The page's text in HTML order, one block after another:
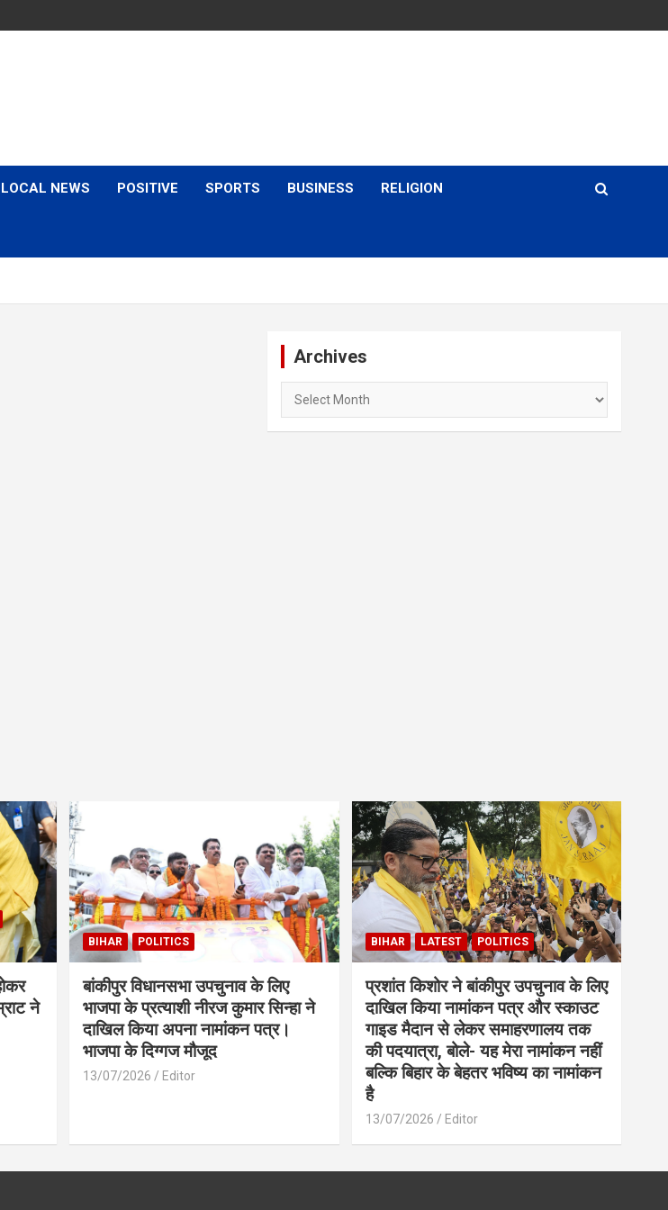
LOCAL NEWS POSITIVE SPORTS BUSINESS RELIGION
Archives
ने
BIHAR POLITICS
बांकीपुर विधानसभा उपचुनाव के लिए
भाजपा के प्रत्याशी नीरज कुमार सिन्हा ने
दाखिल किया अपना नामांकन पत्र।
भाजपा के दिग्गज मौजूद
13/07/2026 Editor
BIHAR LATEST POLITICS
प्रशांत किशोर ने बांकीपुर उपचुनाव के लिए
दाखिल किया नामांकन पत्र और स्काउट
गाइड मैदान से लेकर समाहरणालय तक
की पदयात्रा, बोले- यह मेरा नामांकन नहीं
बल्कि बिहार के बेहतर भविष्य का नामांकन
है
13/07/2026 Editor